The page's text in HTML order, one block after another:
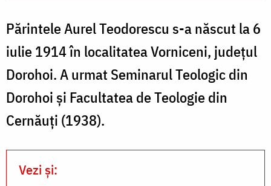
Părintele Aurel Teodorescu s-a născut la 6
iulie 1914 în localitatea Vorniceni, județul
Dorohoi. A urmat Seminarul Teologic din
Dorohoi și Facultatea de Teologie din
Cernăuți (1938).
Vezi și: